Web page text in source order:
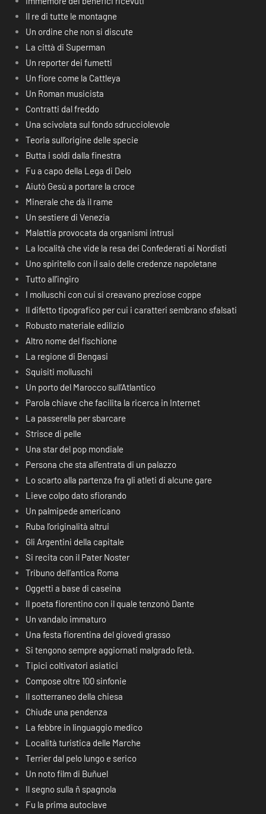
Il re di tutte le montagne
Un ordine che non si discute
La città di Superman
Un reporter dei fumetti
Un fiore come la Cattleya
Un Roman musicista
Contratti dal freddo
Una scivolata sul fondo sdrucciolevole
Teoria sull’origine delle specie
Butta i soldi dalla finestra
Fu a capo della Lega di Delo
Aiutò Gesù a portare la croce
Minerale che dà il rame
Un sestiere di Venezia
Malattia provocata da organismi intrusi
La località che vide la resa dei Confederati ai Nordisti
Uno spiritello con il saio delle credenze napoletane
Tutto all’ingiro
I molluschi con cui si creavano preziose coppe
Il difetto tipografico per cui i caratteri sembrano sfalsati
Robusto materiale edilizio
Altro nome del fischione
La regione di Bengasi
Squisiti molluschi
Un porto del Marocco sull’Atlantico
Parola chiave che facilita la ricerca in Internet
La passerella per sbarcare
Strisce di pelle
Una star del pop mondiale
Persona che sta all’entrata di un palazzo
Lo scarto alla partenza fra gli atleti di alcune gare
Lieve colpo dato sfiorando
Un palmipede americano
Ruba l’originalità altrui
Gli Argentini della capitale
Si recita con il Pater Noster
Tribuno dell’antica Roma
Oggetti a base di caseina
Il poeta fiorentino con il quale tenzonò Dante
Un vandalo immaturo
Una festa fiorentina del giovedì grasso
Si tengono sempre aggiornati malgrado l’età.
Tipici coltivatori asiatici
Compose oltre 100 sinfonie
Il sotterraneo della chiesa
Chiude una pendenza
La febbre in linguaggio medico
Località turistica delle Marche
Terrier dal pelo lungo e serico
Un noto film di Buñuel
Il segno sulla ñ spagnola
Fu la prima autoclave